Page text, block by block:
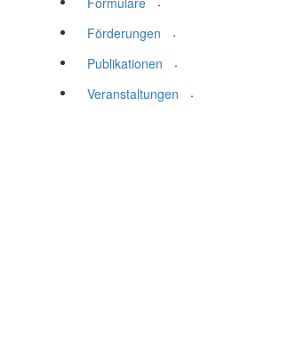
Förderungen
.
Publikationen
.
Veranstaltungen
.